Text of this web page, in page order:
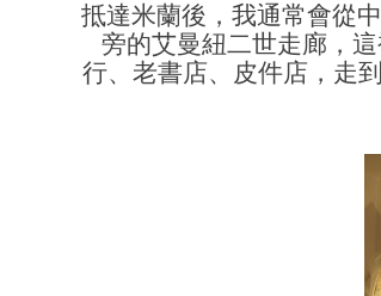
抵達米蘭後，我通常會從
旁的艾曼紐二世走廊，這
行、老書店、皮件店，走